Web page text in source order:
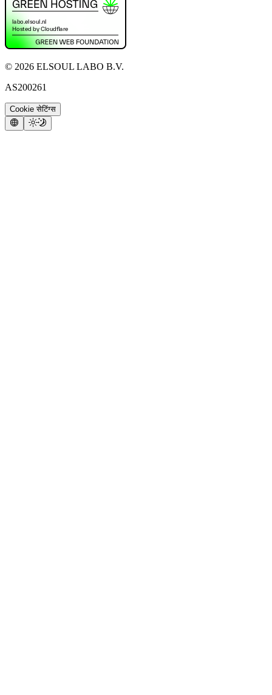
© 2026 ELSOUL LABO B.V.
AS200261
Cookie सेटिंग्स